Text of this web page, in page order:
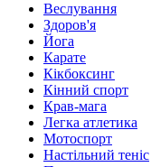
Веслування
Здоров'я
Йога
Карате
Кікбоксинг
Кінний спорт
Крав-мага
Легка атлетика
Мотоспорт
Настільний теніс